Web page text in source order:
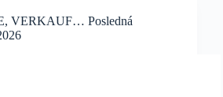
VERKAUF… Posledná